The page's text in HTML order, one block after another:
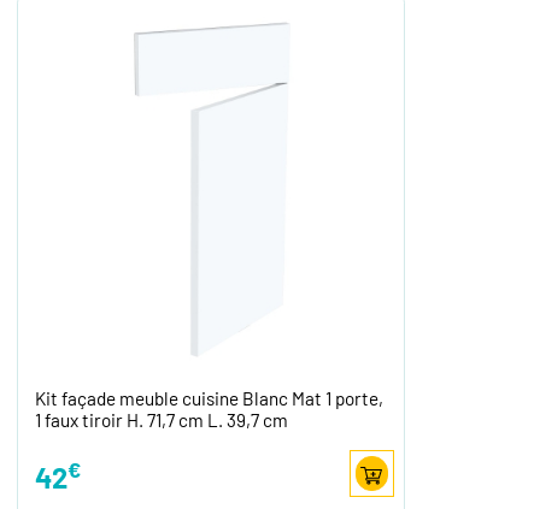
Kit façade meuble cuisine Blanc Mat 1 porte,
1 faux tiroir H. 71,7 cm L. 39,7 cm
42€